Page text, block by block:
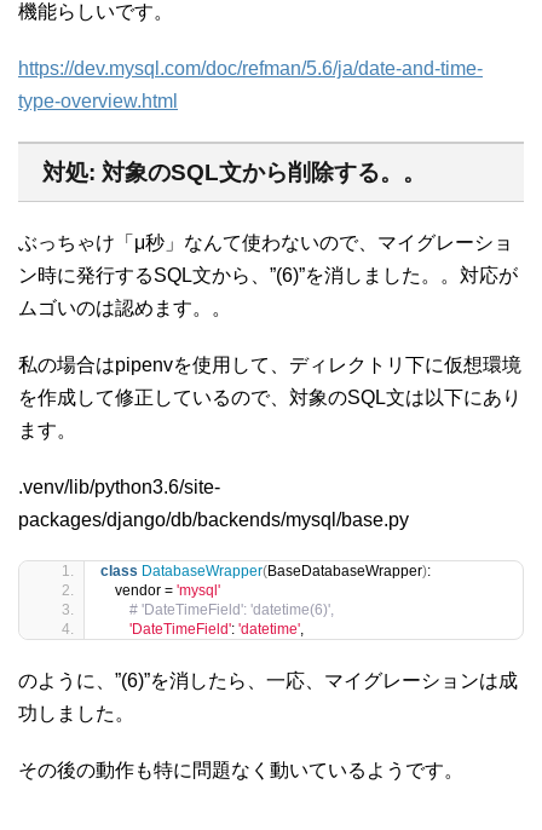
機能らしいです。
https://dev.mysql.com/doc/refman/5.6/ja/date-and-time-
type-overview.html
対処: 対象のSQL文から削除する。。
ぶっちゃけ「μ秒」なんて使わないので、マイグレーショ
ン時に発行するSQL文から、”(6)”を消しました。。対応が
ムゴいのは認めます。。
私の場合はpipenvを使用して、ディレクトリ下に仮想環境
を作成して修正しているので、対象のSQL文は以下にあり
ます。
.venv/lib/python3.6/site-
packages/django/db/backends/mysql/base.py
class DatabaseWrapper(BaseDatabaseWrapper):
    vendor =
'mysql'
# 'DateTimeField': 'datetime(6)',
'DateTimeField': 'datetime',
のように、”(6)”を消したら、一応、マイグレーションは成
功しました。
その後の動作も特に問題なく動いているようです。